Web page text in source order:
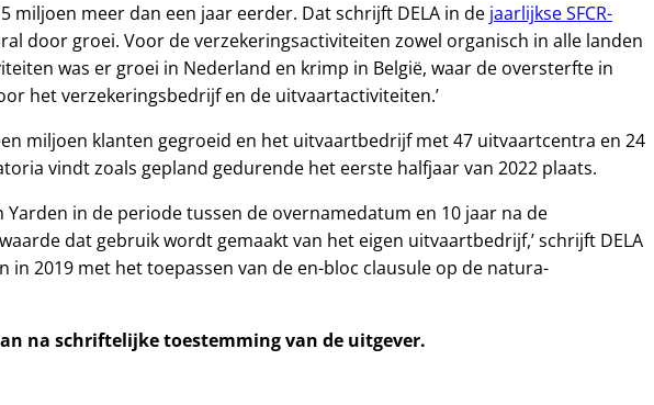
meer dan een jaar eerder. Dat schrijft DELA in de jaarlijkse SFCR-
door groei. Voor de verzekeringsactiviteiten zowel organisch in alle landen
was er groei in Nederland en krimp in België, waar de oversterfte in
het verzekeringsbedrijf en de uitvaartactiviteiten.’
miljoen klanten gegroeid en het uitvaartbedrijf met 47 uitvaartcentra en 24
vindt zoals gepland gedurende het eerste halfjaar van 2022 plaats.
in de periode tussen de overnamedatum en 10 jaar na de
dat gebruik wordt gemaakt van het eigen uitvaartbedrijf,’ schrijft DELA
in 2019 met het toepassen van de en-bloc clausule op de natura-
na schriftelijke toestemming van de uitgever.